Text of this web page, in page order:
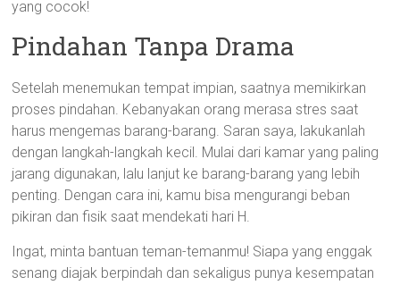
yang cocok!
Pindahan Tanpa Drama
Setelah menemukan tempat impian, saatnya memikirkan
proses pindahan. Kebanyakan orang merasa stres saat
harus mengemas barang-barang. Saran saya, lakukanlah
dengan langkah-langkah kecil. Mulai dari kamar yang paling
jarang digunakan, lalu lanjut ke barang-barang yang lebih
penting. Dengan cara ini, kamu bisa mengurangi beban
pikiran dan fisik saat mendekati hari H.
Ingat, minta bantuan teman-temanmu! Siapa yang enggak
senang diajak berpindah dan sekaligus punya kesempatan